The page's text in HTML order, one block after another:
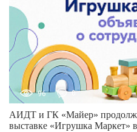
96 0
АИДТ и ГК «Майер»
выставке «Игрушка Маркет»